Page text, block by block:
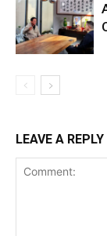
LEAVE A REPLY